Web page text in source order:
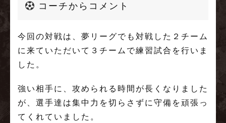
コーチからコメント
今回の対戦は、夢リーグでも対戦した２チーム
に来ていただいて３チームで練習試合を行いま
した。
強い相手に、攻められる時間が長くなりました
が、選手達は集中力を切らさずに守備を頑張っ
てくれていました。